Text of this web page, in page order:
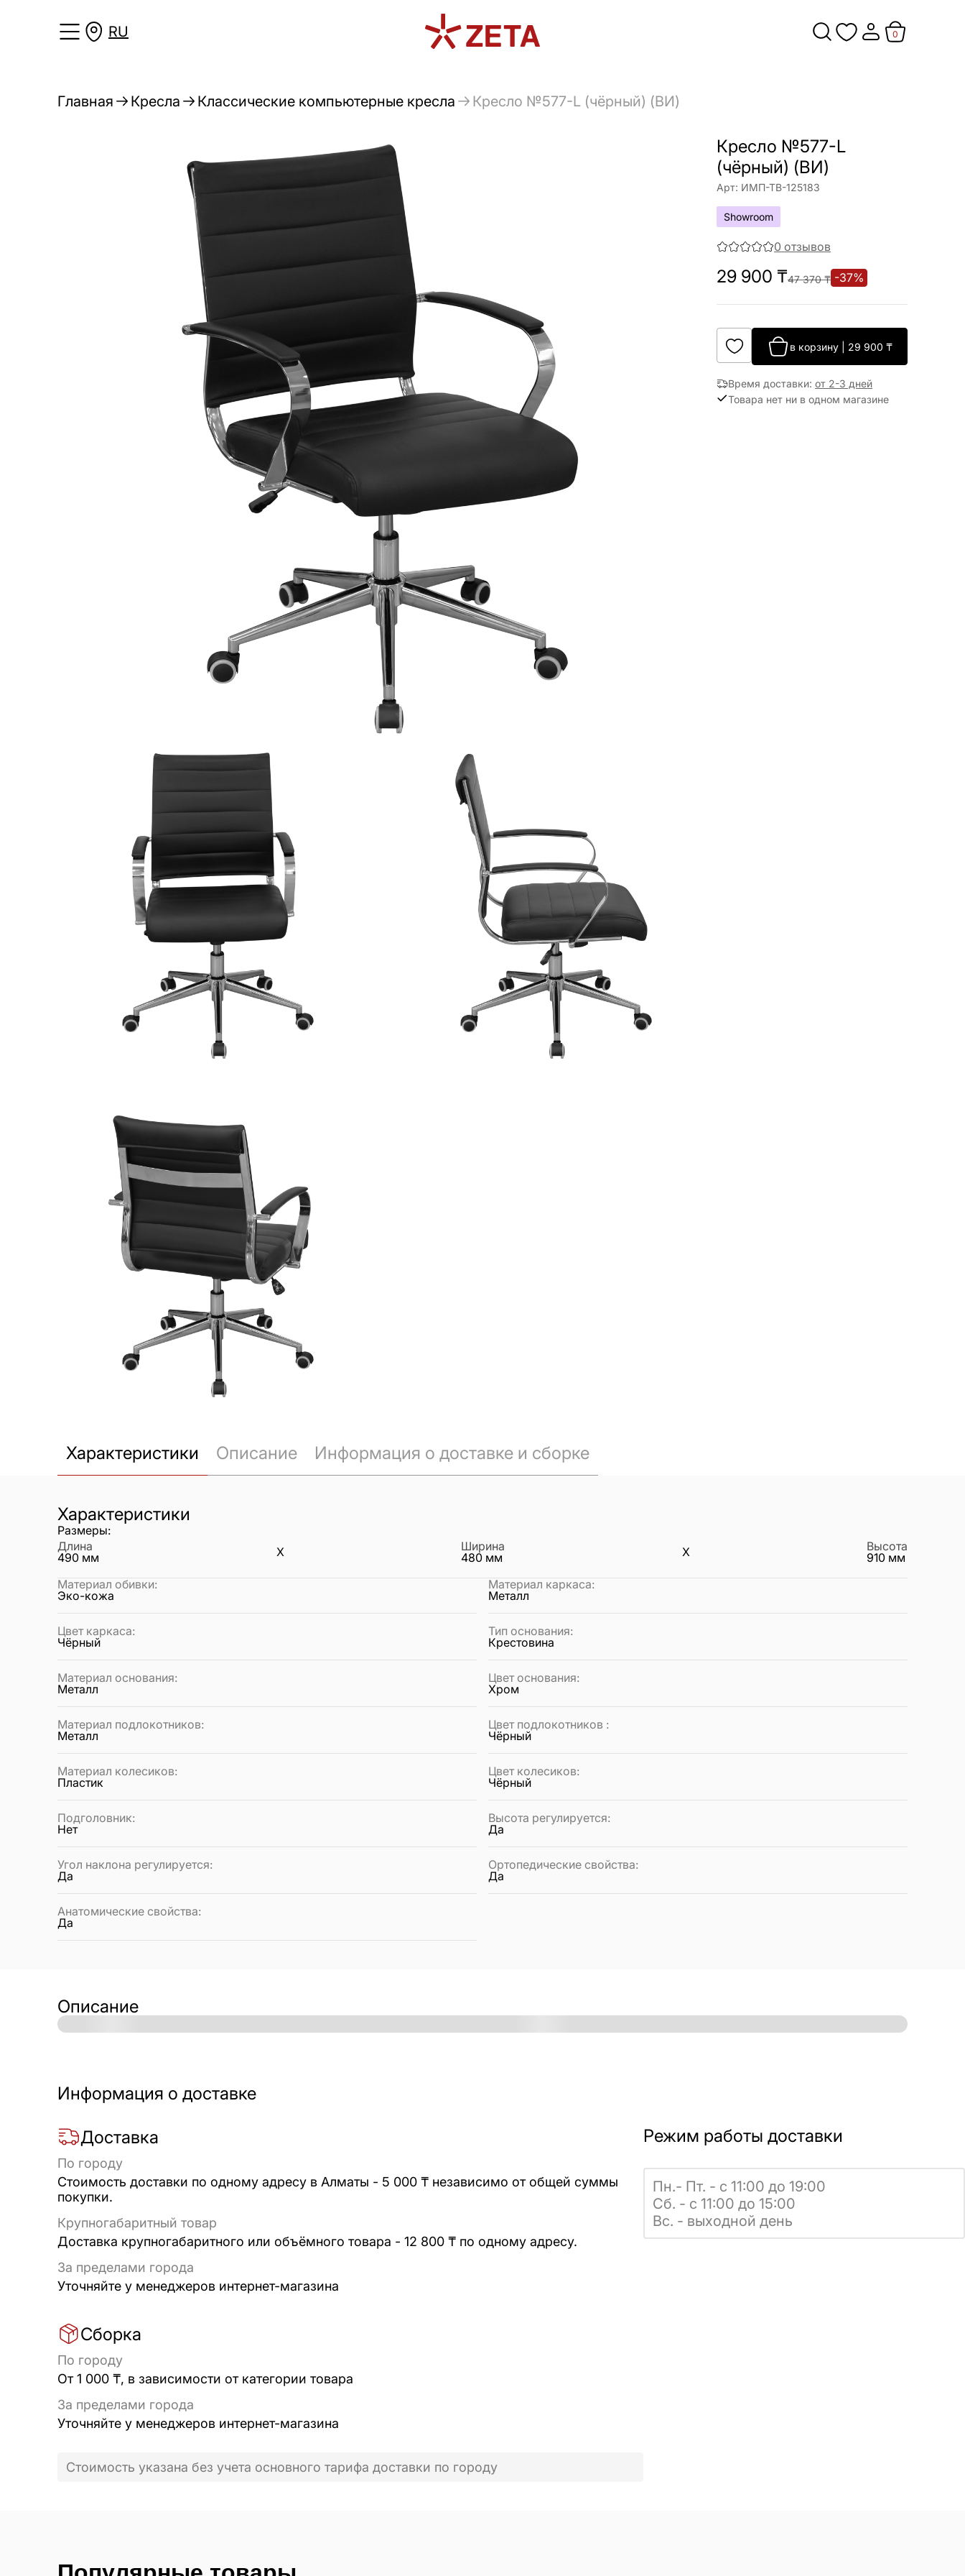
RU 0
Главная Кресла Классические компьютерные кресла Кресло №577-L (чёрный) (ВИ)
Кресло №577-L
(чёрный) (ВИ)
Арт: ИМП-ТВ-125183
Showroom
0 отзывов
29 900 ₸47 370₸ -37%
в корзину 29 900 ₸
Время доставки:от 2-3 дней
Товара нет ни в одном магазине
Характеристики Описание Информация о доставке и сборке
Характеристики
Размеры:
Длина
490 мм X
Ширина
480 мм X
Высота
910 мм
Материал обивки:
Эко-кожа
Материал каркаса:
Металл
Цвет каркаса:
Чёрный
Тип основания:
Крестовина
Материал основания:
Металл
Цвет основания:
Хром
Материал подлокотников:
Металл
Цвет подлокотников :
Чёрный
Материал колесиков:
Пластик
Цвет колесиков:
Чёрный
Подголовник:
Нет
Высота регулируется:
Да
Угол наклона регулируется:
Да
Ортопедические свойства:
Да
Анатомические свойства:
Да
Описание
Информация о доставке
Доставка
По городу
Стоимость доставки по одному адресу в Алматы - 5 000 ₸ независимо от общей суммы
покупки.
Крупногабаритный товар
Доставка крупногабаритного или объёмного товара - 12 800 ₸ по одному адресу.
За пределами города
Уточняйте у менеджеров интернет-магазина
Сборка
По городу
От 1 000 ₸, в зависимости от категории товара
За пределами города
Уточняйте у менеджеров интернет-магазина
Стоимость указана без учета основного тарифа доставки по городу
Режим работы доставки
Пн.- Пт. - с 11:00 до 19:00
Сб. - с 11:00 до 15:00
Вс. - выходной день